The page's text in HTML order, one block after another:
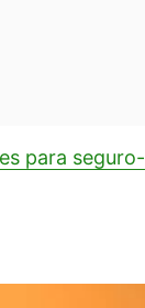
para seguro-